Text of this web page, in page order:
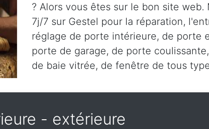
? Alors vous êtes sur le bon site web.
7j/7 sur Gestel pour la réparation,
réglage de porte intérieure, de porte
porte de garage, de porte
de baie vitrée, de fenêtre de tous
- extérieure